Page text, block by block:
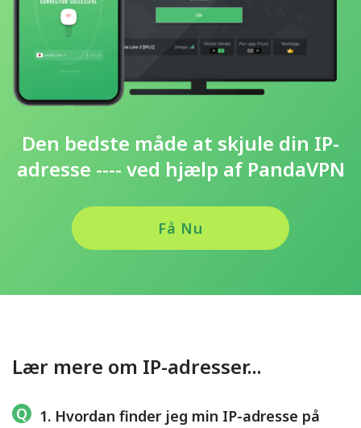
Den bedste måde at skjule din IP-
adresse ---- ved hjælp af PandaVPN
Få Nu
Lær mere om IP-adresser...
1. Hvordan finder jeg min IP-adresse på